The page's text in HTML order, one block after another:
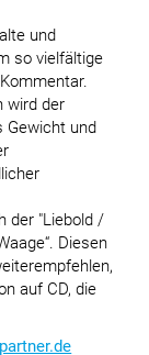
und
so vielfältige
wird der
Gewicht und
der "Liebold /
Diesen
auf CD, die